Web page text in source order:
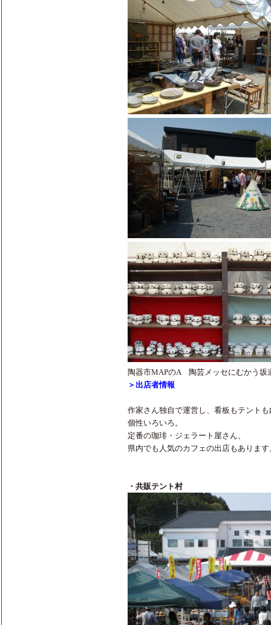
陶器市MAPのA 陶芸メッセにむかう坂
＞ 出店者情報
作家さん独自で運営し、看板もテント
個性いろいろ。
定番の珈琲・ジェラート屋さん、
県内でも人気のカフェの出店もあります
・共販テント村